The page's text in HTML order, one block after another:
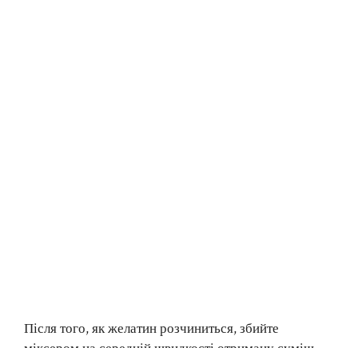
Після того, як желатин розчиниться, збийте